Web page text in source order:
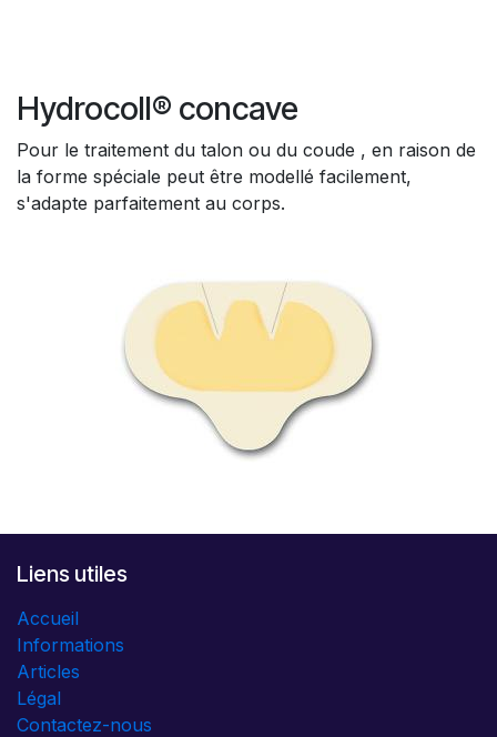
Hydrocoll® concave
Pour le traitement du talon ou du coude , en raison de
la forme spéciale peut être modellé facilement,
s'adapte parfaitement au corps.
Liens utiles
Accueil
Informations
Articles
Légal
Contactez-nous